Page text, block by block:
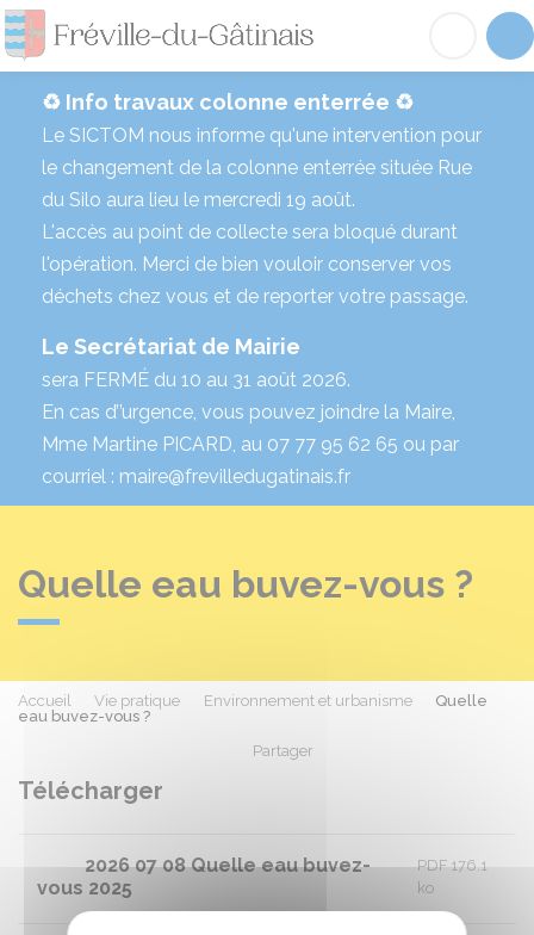
Fréville-du-
♻️ Info travaux colonne enterrée ♻️
Le SICTOM nous informe qu'une intervention pour
le changement de la colonne enterrée située Rue
du Silo aura lieu le mercredi 19 août.
L'accès au point de collecte sera bloqué durant
l'opération. Merci de bien vouloir conserver vos
déchets chez vous et de reporter votre passage.
Le Secrétariat de Mairie
sera FERMÉ du 10 au 31 août 2026.
En cas d’’urgence, vous pouvez joindre la Maire,
Mme Martine PICARD, au 07 77 95 62 65 ou par
courriel : maire@frevilledugatinais.fr
Quelle eau buvez-vous ?
Accueil Vie pratique Environnement et urbanisme
Quelle
eau buvez-vous ?
Partager
Télécharger
2026 07 08 Quelle eau buvez-
vous 2025
PDF 176.1
ko